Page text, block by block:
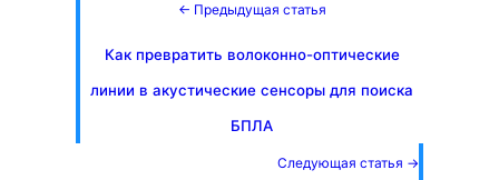
← Предыдущая статья
Как превратить волоконно-оптические
линии в акустические сенсоры для поиска
БПЛА
Следующая статья →